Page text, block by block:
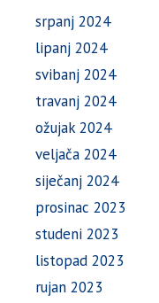
srpanj 2024
lipanj 2024
svibanj 2024
travanj 2024
ožujak 2024
veljača 2024
siječanj 2024
prosinac 2023
studeni 2023
listopad 2023
rujan 2023